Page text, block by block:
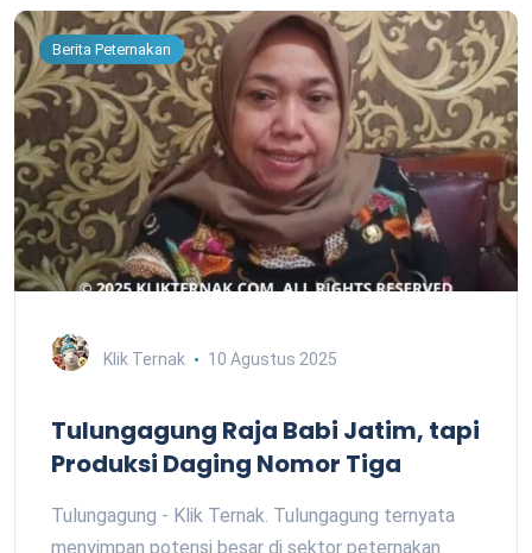
Berita Peternakan
Klik Ternak 10 Agustus 2025
Tulungagung Raja Babi Jatim, tapi
Produksi Daging Nomor Tiga
Tulungagung - Klik Ternak. Tulungagung ternyata
menyimpan potensi besar di sektor peternakan